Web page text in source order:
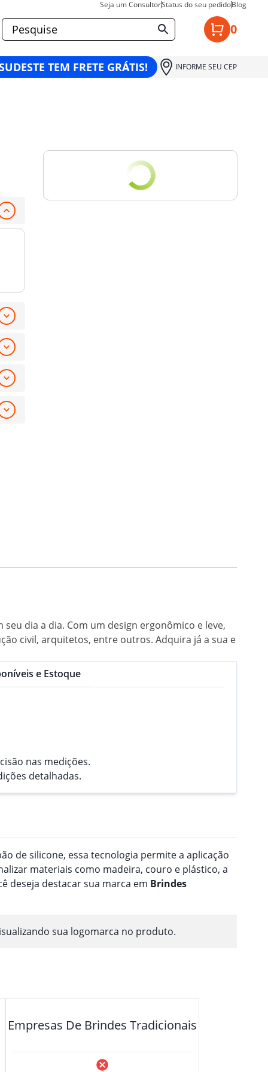
Seja um ConsultorStatus do seu pedidoBlog
0
TEM FRETE GRÁTIS! INFORME SEU CEP
dia a dia. Com um design ergonômico e leve,
civil, arquitetos, entre outros. Adquira já a sua e
e Estoque
nas medições.
detalhadas.
de silicone, essa tecnologia permite a aplicação
materiais como madeira, couro e plástico, a
deseja destacar sua marca em Brindes
sua logomarca no produto.
Empresas De Brindes Tradicionais